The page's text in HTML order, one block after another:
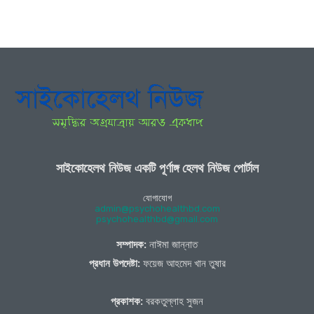
সাইকোহেলথ নিউজ একটি পূর্ণাঙ্গ হেলথ নিউজ পোর্টাল
যোগাযোগ
admin@psychohealthbd.com
psychohealthbd@gmail.com
সম্পাদক: নাঈমা জান্নাত
প্রধান উপদেষ্টা:ফয়েজ আহমেদ খান তুষার
প্রকাশক: বরকতুল্লাহ সুজন